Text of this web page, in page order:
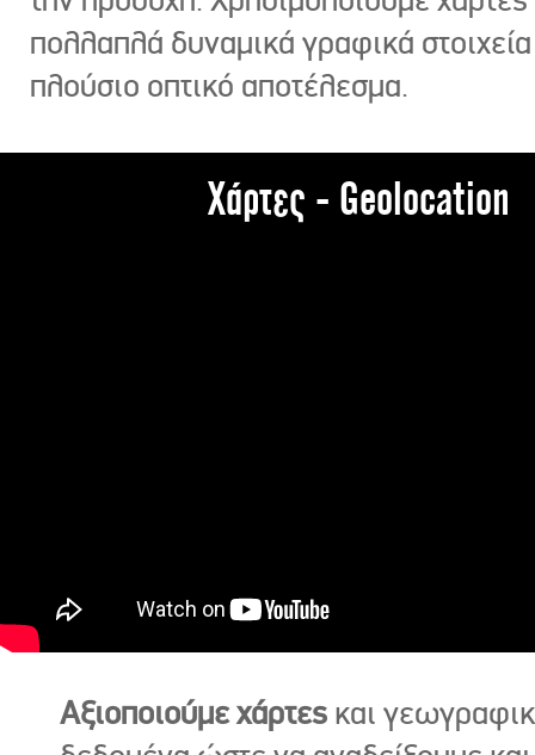
πολλαπλά δυναμικά γραφικά στοιχεία
πλούσιο οπτικό αποτέλεσμα.
Χάρτες - Geolocation
Αξιοποιούμε χάρτες και